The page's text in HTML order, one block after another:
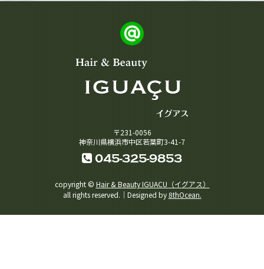
〒231-0056
神奈川県横浜市中区若葉町3-41-7
045-325-9853
copyright © Hair & Beauty IGUACU（イグアス）
all rights reserved.｜Designed by8thOcean.